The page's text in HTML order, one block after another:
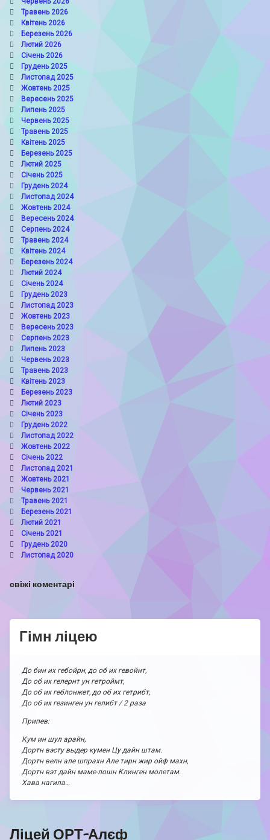
Травень 2026
Квітень 2026
Березень 2026
Лютий 2026
Січень 2026
Грудень 2025
Листопад 2025
Жовтень 2025
Вересень 2025
Липень 2025
Червень 2025
Травень 2025
Квітень 2025
Березень 2025
Лютий 2025
Січень 2025
Грудень 2024
Листопад 2024
Жовтень 2024
Вересень 2024
Серпень 2024
Травень 2024
Квітень 2024
Березень 2024
Лютий 2024
Січень 2024
Грудень 2023
Листопад 2023
Жовтень 2023
Вересень 2023
Серпень 2023
Липень 2023
Червень 2023
Травень 2023
Квітень 2023
Березень 2023
Лютий 2023
Січень 2023
Грудень 2022
Листопад 2022
Жовтень 2022
Січень 2022
Листопад 2021
Жовтень 2021
Червень 2021
Травень 2021
Березень 2021
Лютий 2021
Січень 2021
Грудень 2020
Листопад 2020
свіжі коментарі
Гімн ліцею
До бин их гебойрн, до об их гевойнт,
До об их гелернт ун гетроймт,
До об их геблонжет, до об их гетрибт,
До об их гезинген ун гелибт / 2 раза
Припев:
Кум ин шул арайн,
Дортн вэсту выдер кумен Цу дайн штам.
Дортн велн але шпрахн Але тирн жир ойф махн,
Дортн вэт дайн маме-лошн Клинген молетам.
Хава нагила…
Ліцей ОРТ-Алєф